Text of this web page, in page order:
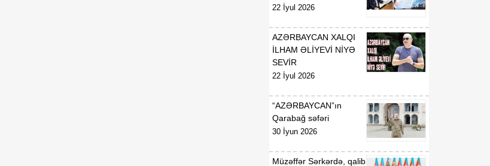
22 İyul 2026
AZƏRBAYCAN XALQI
İLHAM ƏLİYEVİ NİYƏ
SEVİR
22 İyul 2026
“AZƏRBAYCAN”ın
Qarabağ səfəri
30 İyun 2026
Müzəffər Sərkərdə, qalib